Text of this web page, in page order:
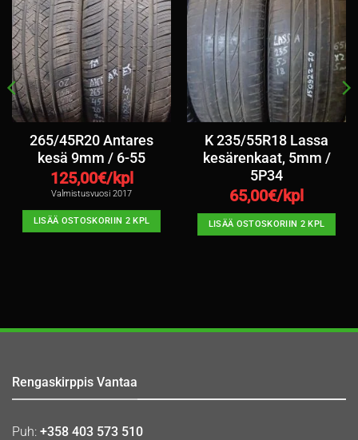
265/45R20 Antares
kesä 9mm / 6-55
125,00€/kpl
Valmistusvuosi 2017
LISÄÄ OSTOSKORIIN 2 KPL
K 235/55R18 Lassa
kesärenkaat, 5mm /
5P34
65,00€/kpl
LISÄÄ OSTOSKORIIN 2 KPL
Rengaskirppis Vantaa
Puh: +358 403 573 510